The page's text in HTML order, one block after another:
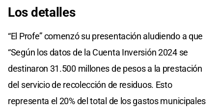
Los detalles
“El Profe” comenzó su presentación aludiendo a que
“Según los datos de la Cuenta Inversión 2024 se
destinaron 31.500 millones de pesos a la prestación
del servicio de recolección de residuos. Esto
representa el 20% del total de los gastos municipales